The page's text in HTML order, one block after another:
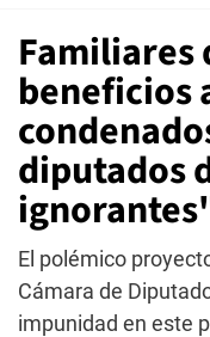
Familiares
beneficios
diputados
El polémico
Cámara de
impunidad en este